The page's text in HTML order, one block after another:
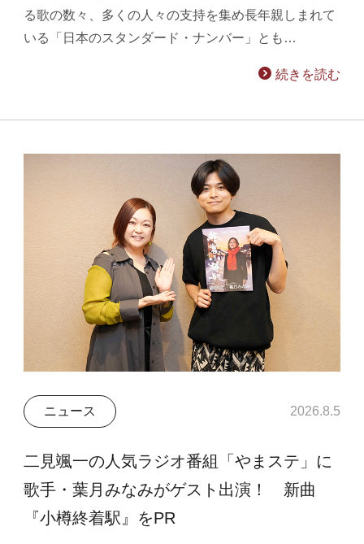
る歌の数々、多くの人々の支持を集め長年親しまれて
いる「日本のスタンダード・ナンバー」とも…
続きを読む
ニュース 2026.8.5
二見颯一の人気ラジオ番組「やまステ」に
歌手・葉月みなみがゲスト出演！ 新曲
『小樽終着駅』をPR